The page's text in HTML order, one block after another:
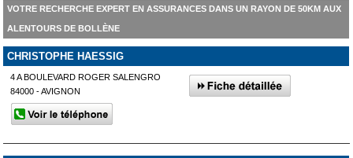
VOTRE RECHERCHE EXPERT EN ASSURANCES DANS UN RAYON DE 50KM AUX
ALENTOURS DE BOLLÈNE
CHRISTOPHE HAESSIG
4 A BOULEVARD ROGER SALENGRO
84000 - AVIGNON